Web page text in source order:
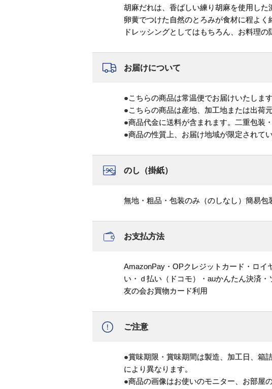
胡麻だれは、香ばしい練り胡麻を使用した
卵黄でつけた自然のとろみが食材に程よく
ドレッシングとしてはもちろん、お料理の
お届けについて
●こちらの商品は常温便でお届けいたします
●こちらの商品は産地、加工地または出荷
●商品代金に送料が含まれます。二重包装
●商品の性質上、お届け地域が限定されて
のし（掛紙）
無地・粗品・包装のみ（のしなし）簡易包
お支払方法
AmazonPay・OPクレジットカード・ロ
い・ｄ払い（ドコモ）・auかんたん決済
友の会お買物カード利用
ご注意
●賞味期限・賞味期間は製造、加工日、箱
により異なります。
●商品の画像はお使いのモニター、お部屋